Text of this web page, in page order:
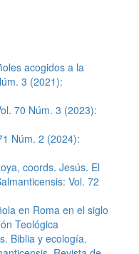
acogidos a la
3 (2021):
70 Núm. 3 (2023):
Núm. 2 (2024):
coords. Jesús. El
Vol. 72
en Roma en el siglo
Teológica
Biblia y ecología.